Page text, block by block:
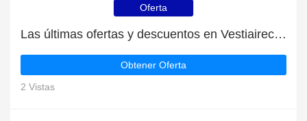
Oferta
Las últimas ofertas y descuentos en Vestiairecollective
Obtener Oferta
2 Vistas